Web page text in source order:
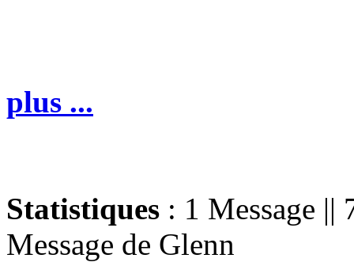
plus ...
Statistiques : 1 Message ||
Message de Glenn